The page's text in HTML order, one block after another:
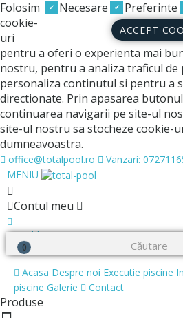
Necesare Preferinte
ACCEPT
Folosim
cookie-
uri
pentru a oferi o experienta mai
nostru, pentru a analiza traficul de
personaliza continutul si pentru a
directionate. Prin apasarea
continuarea navigarii pe site-ul
site-ul nostru sa stocheze cookie-
dumneavoastra.
office@totalpool.ro Vanzari:
MENIU
Contul meu
0Wishlist
0Cosul meu
Acasa Despre noi Executie piscine
piscine Galerie Contact
Produse